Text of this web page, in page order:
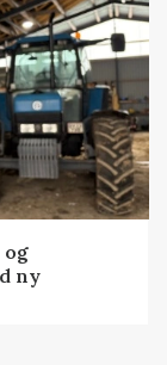
og
ny